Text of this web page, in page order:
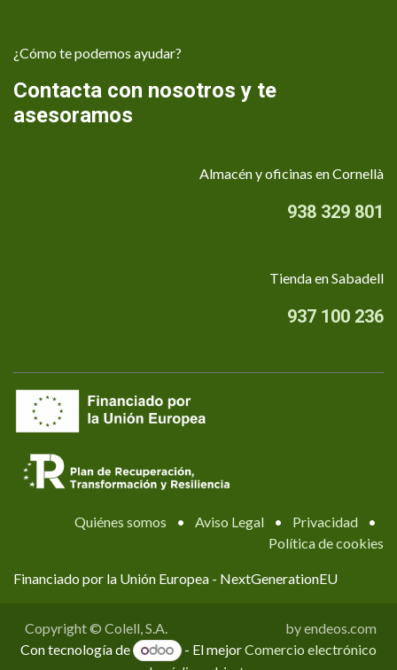
¿Cómo te podemos ayudar?
Contacta con nosotros y te
asesoramos
Almacén y oficinas en Cornellà
938 329 801
Tienda en Sabadell
937 100 236
Quiénes somos • Aviso Legal • Privacidad
•
Política de cookies
Financiado por la Unión Europea - NextGenerationEU
Copyright © Colell, S.A.
by endeos.com
Con tecnología de
- El mejorComercio electrónico